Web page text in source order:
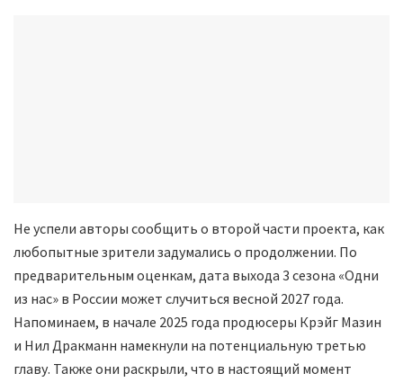
Не успели авторы сообщить о второй части проекта, как
любопытные зрители задумались о продолжении. По
предварительным оценкам, дата выхода 3 сезона «Одни
из нас» в России может случиться весной 2027 года.
Напоминаем, в начале 2025 года продюсеры Крэйг Мазин
и Нил Дракманн намекнули на потенциальную третью
главу. Также они раскрыли, что в настоящий момент